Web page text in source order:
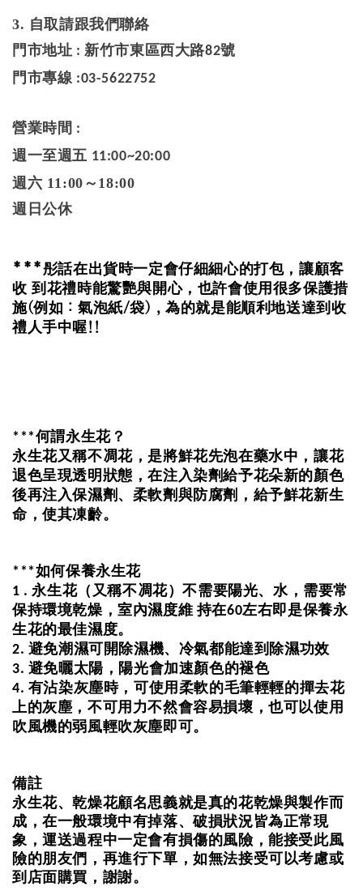
3. 自取請跟我們聯絡
門市地址:新竹市東區西大路82號
門市專線 :03-5622752
營業時間 :
週一至週五 11:00~20:00
週六 11:00～18:00
週日公休
***彤話在出貨時一定會仔細細心的打包，讓顧客
收 到花禮時能驚艷與開心， 也許會使用很多保護措
施(例如 ：氣泡紙/袋)，為的就是能順利地送達到收
禮人手中喔!!
***何謂永生花？
永生花又稱不凋花，是將鮮花先泡在藥水中，讓花
退色呈現透明狀態，在注入染劑給予花朵新的顏色
後再注入保濕劑、柔軟劑與防腐劑，給予鮮花新生
命，使其凍齡。
***如何保養永生花
1 .永生花（又稱不凋花）不需要陽光、水，需要常
保持環境乾燥，室內濕度維 持在60左右即是保養永
生花的最佳濕度。
2. 避免潮濕可開除濕機、冷氣都能達到除濕功效
3. 避免曬太陽，陽光會加速顏色的褪色
4. 有沾染灰塵時，可使用柔軟的毛筆輕輕的撣去花
上的灰塵，不可用力不然會容易損壞，也可以使用
吹風機的弱風輕吹灰塵即可。
備註
永生花、乾燥花顧名思義就是真的花乾燥與製作而
成，在一般環境中有掉落、破損狀況皆為正常現
象，運送過程中一定會有損傷的風險，能接受此風
險的朋友們，再進行下單，如無法接受可以考慮或
到店面購買，謝謝。